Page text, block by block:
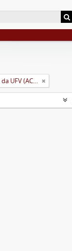
Arquivo Central e Histórico da UFV (ACH-UFV)